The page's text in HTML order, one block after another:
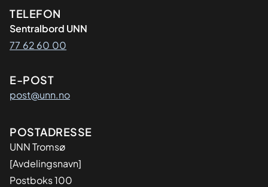
Kontaktinformasjon
TELEFON
Sentralbord UNN
77 62 60 00
E-POST
post@unn.no
Adresse
POSTADRESSE
UNN Tromsø
[Avdelingsnavn]
Postboks 100